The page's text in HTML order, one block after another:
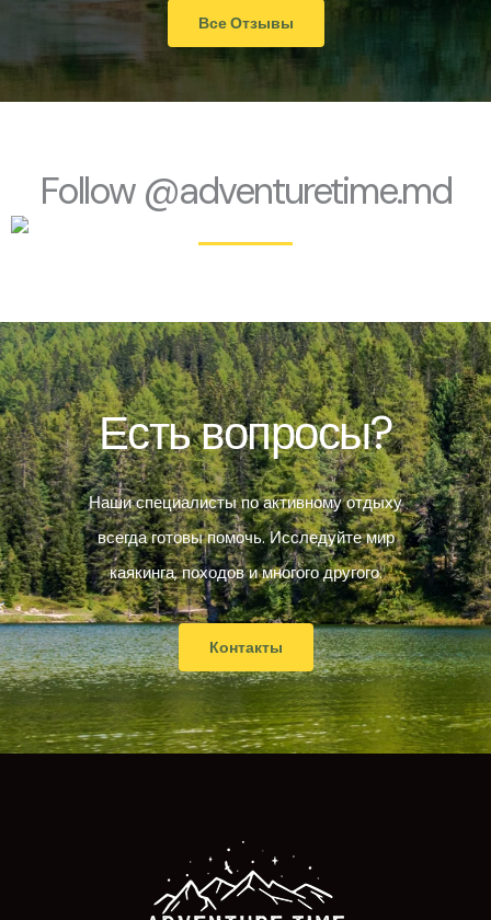
Все Отзывы
Follow @adventuretime.md
Есть вопросы?
Наши специалисты по активному отдыху
всегда готовы помочь. Исследуйте мир
каякинга, походов и многого другого.
Контакты